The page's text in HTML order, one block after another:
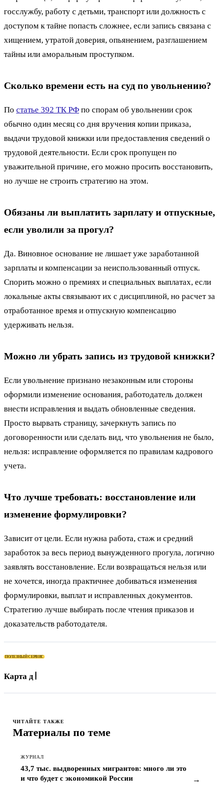
госслужбу, работу с детьми, транспорт или должность с
доступом к тайне попасть сложнее, если запись связана с
хищением, утратой доверия, опьянением, разглашением
тайны или аморальным проступком.
Сколько времени есть на суд по увольнению?
По статье 392 ТК РФ по спорам об увольнении срок
обычно один месяц со дня вручения копии приказа,
выдачи трудовой книжки или предоставления сведений о
трудовой деятельности. Если срок пропущен по
уважительной причине, его можно просить восстановить,
но лучше не строить стратегию на этом.
Обязаны ли выплатить зарплату и отпускные,
если уволили за прогул?
Да. Виновное основание не лишает уже заработанной
зарплаты и компенсации за неиспользованный отпуск.
Спорить можно о премиях и специальных выплатах, если
локальные акты связывают их с дисциплиной, но расчет за
отработанное время и отпускную компенсацию
удерживать нельзя.
Можно ли убрать запись из трудовой книжки?
Если увольнение признано незаконным или стороны
оформили изменение основания, работодатель должен
внести исправления и выдать обновленные сведения.
Просто вырвать страницу, зачеркнуть запись по
договоренности или сделать вид, что увольнения не было,
нельзя: исправление оформляется по правилам кадрового
учета.
Что лучше требовать: восстановление или
изменение формулировки?
Зависит от цели. Если нужна работа, стаж и средний
заработок за весь период вынужденного прогула, логично
заявлять восстановление. Если возвращаться нельзя или
не хочется, иногда практичнее добиваться изменения
формулировки, выплат и исправленных документов.
Стратегию лучше выбирать после чтения приказов и
доказательств работодателя.
ПОЛЕЗНЫЙ СЕРВИС
Карта для оплаты App
ЧИТАЙТЕ ТАКЖЕ
Материалы по теме
ЖУРНАЛ
43,7 тыс. выдворенных мигрантов: много ли это
и что будет с экономикой России
→